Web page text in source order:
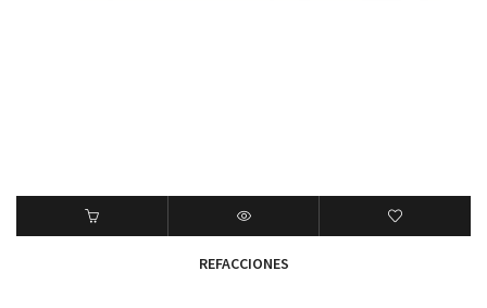
REFACCIONES